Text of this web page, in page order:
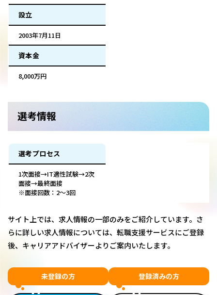
設立
2003年7月11日
資本金
8,000万円
選考情報
選考プロセス
1次面接→IT適性試験→2次
面接→最終面接
※面接回数：2～3回
サイト上では、求人情報の一部のみをご紹介しています。さ
らに詳しい求人情報については、転職支援サービスにご登録
後、キャリアアドバイザーよりご案内いたします。
未登録の方 登録済みの方